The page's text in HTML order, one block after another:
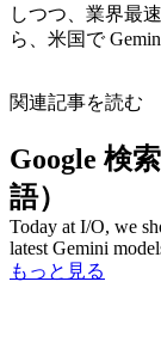
しつつ、業界最
ら、米国で
関連記事を読む
Google 検
語）
Today at I/O, we
latest Gemini
もっと見る